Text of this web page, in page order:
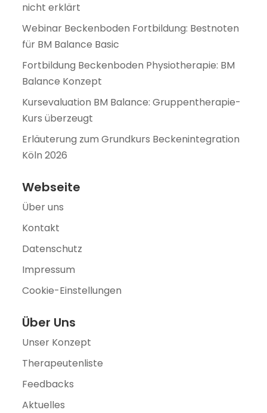
nicht erklärt
Webinar Beckenboden Fortbildung: Bestnoten
für BM Balance Basic
Fortbildung Beckenboden Physiotherapie: BM
Balance Konzept
Kursevaluation BM Balance: Gruppentherapie-
Kurs überzeugt
Erläuterung zum Grundkurs Beckenintegration
Köln 2026
Webseite
Über uns
Kontakt
Datenschutz
Impressum
Cookie-Einstellungen
Über Uns
Unser Konzept
Therapeutenliste
Feedbacks
Aktuelles